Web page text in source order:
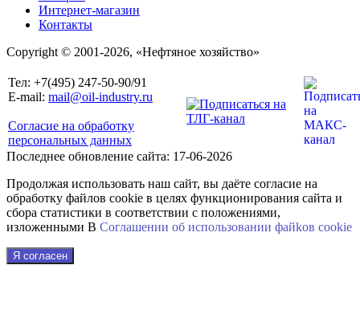
Интернет-магазин
Контакты
Copyright © 2001-2026, «Нефтяное хозяйство»
Тел: +7(495) 247-50-90/91
E-mail: mail@oil-industry.ru
Согласие на обработку
персональных данных
Последнее обновление сайта: 17-06-2026
Продолжая использовать наш сайт, вы даёте согласие на
обработку файлов cookie в целях функционирования сайта и
сбора статистики в соответствии с положениями,
изложенными В Соглашении об использовании файkов cookie
Я согласен